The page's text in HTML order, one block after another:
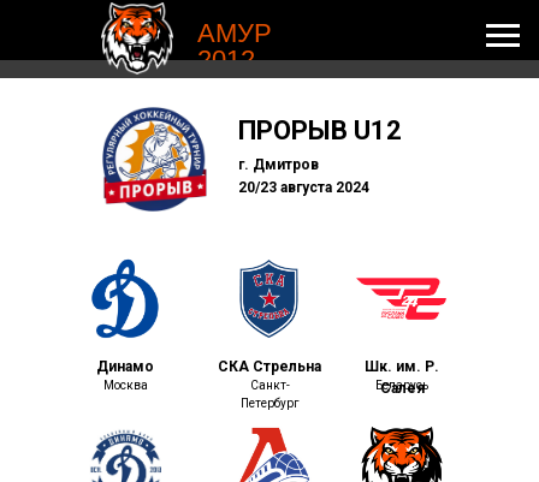
АМУР
2012
ПРОРЫВ U12
г. Дмитров
20/23 августа 2024
Динамо СКА Стрельна
Шк. им. Р.
Салея
Санкт-
Петербург
Москва Беларусь